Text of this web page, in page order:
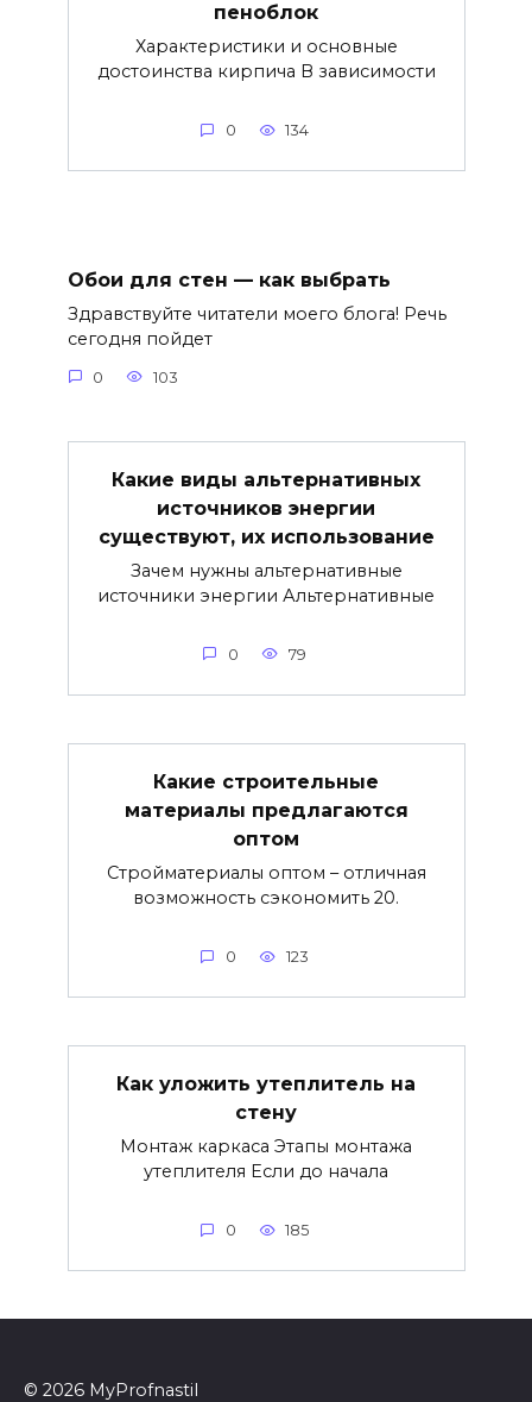
пеноблок
Характеристики и основные
достоинства кирпича В зависимости
0 134
Обои для стен — как выбрать
Здравствуйте читатели моего блога! Речь
сегодня пойдет
0 103
Какие виды альтернативных
источников энергии
существуют, их использование
Зачем нужны альтернативные
источники энергии Альтернативные
0 79
Какие строительные
материалы предлагаются
оптом
Стройматериалы оптом – отличная
возможность сэкономить 20.
0 123
Как уложить утеплитель на
стену
Монтаж каркаса Этапы монтажа
утеплителя Если до начала
0 185
© 2026 MyProfnastil